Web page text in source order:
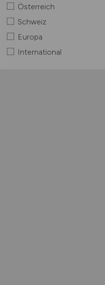
Österreich
Schweiz
Europa
International